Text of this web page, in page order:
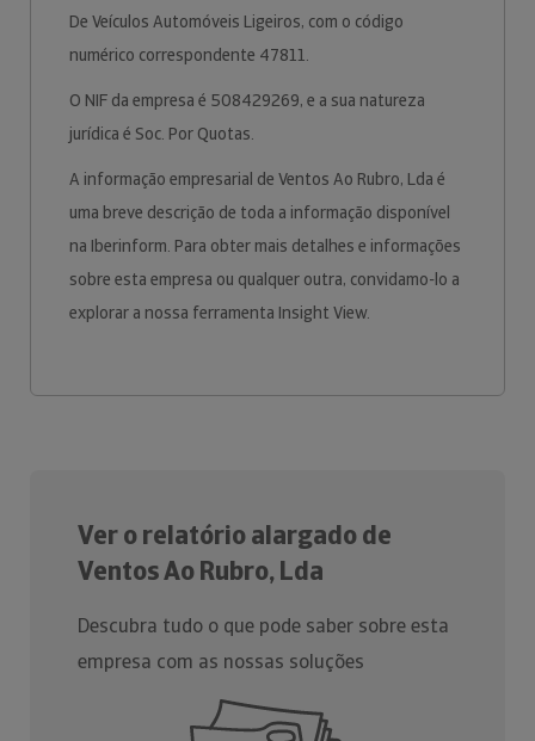
De Veículos Automóveis Ligeiros, com o código
numérico correspondente 47811.
O NIF da empresa é 508429269, e a sua natureza
jurídica é Soc. Por Quotas.
A informação empresarial de Ventos Ao Rubro, Lda é
uma breve descrição de toda a informação disponível
na Iberinform. Para obter mais detalhes e informações
sobre esta empresa ou qualquer outra, convidamo-lo a
explorar a nossa ferramenta Insight View.
Ver o relatório alargado de
Ventos Ao Rubro, Lda
Descubra tudo o que pode saber sobre esta
empresa com as nossas soluções